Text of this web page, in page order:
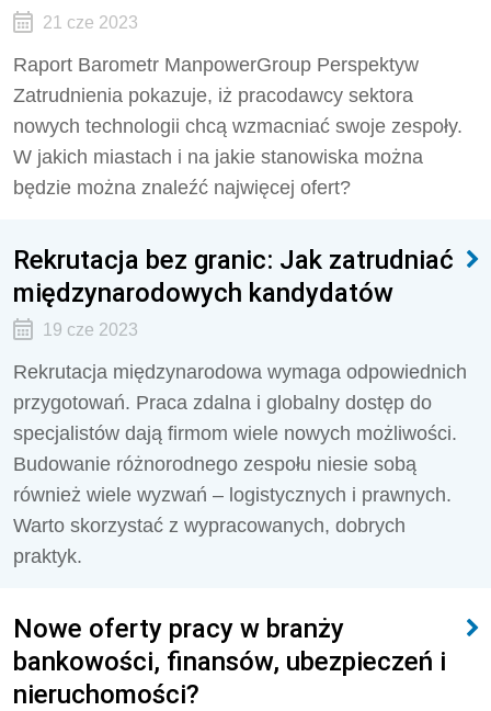
21 cze 2023
Raport Barometr ManpowerGroup Perspektyw
Zatrudnienia pokazuje, iż pracodawcy sektora
nowych technologii chcą wzmacniać swoje zespoły.
W jakich miastach i na jakie stanowiska można
będzie można znaleźć najwięcej ofert?
Rekrutacja bez granic: Jak zatrudniać
międzynarodowych kandydatów
19 cze 2023
Rekrutacja międzynarodowa wymaga odpowiednich
przygotowań. Praca zdalna i globalny dostęp do
specjalistów dają firmom wiele nowych możliwości.
Budowanie różnorodnego zespołu niesie sobą
również wiele wyzwań – logistycznych i prawnych.
Warto skorzystać z wypracowanych, dobrych
praktyk.
Nowe oferty pracy w branży
bankowości, finansów, ubezpieczeń i
nieruchomości?